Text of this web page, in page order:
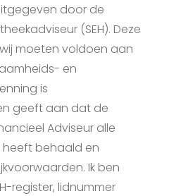
door de
(SEH). Deze
moeten voldoen aan
en
is
geeft aan dat de
Adviseur alle
heeft behaald en
Ik ben
register, lidnummer